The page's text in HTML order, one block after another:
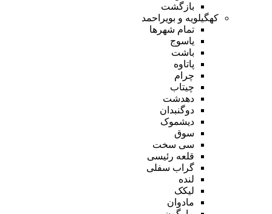
بازگشت
کهگیلویه و بویراحمد
تمام شهر‌ها
یاسوج
باشت
پاتاوه
چرام
چیتاب
دهدشت
دوگنبدان
دیشموک
سوق
سی سخت
قلعه رئیسی
گراب سفلی
لنده
لیکک
مادوان